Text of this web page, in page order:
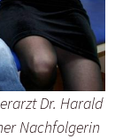
Dr. Harald
Nachfolgerin